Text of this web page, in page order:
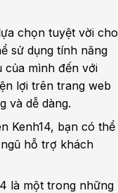
chọn tuyệt vời cho
sử dụng tính năng
của mình đến với
lợi trên trang web
và dễ dàng.
Kenh14, bạn có thể
hỗ trợ khách
là một trong những